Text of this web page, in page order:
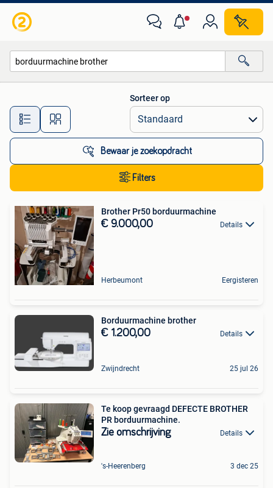
Alle afstanden…
Sorteer op
Bewaar je zoekopdracht
Filters
Brother Pr50 borduurmachine
€ 9.000,00 Details
Herbeumont Eergisteren
Borduurmachine brother
€ 1.200,00 Details
Zwijndrecht 25 jul 26
Te koop gevraagd DEFECTE BROTHER
PR borduurmachine.
Zie omschrijving Details
's-Heerenberg 3 dec 25